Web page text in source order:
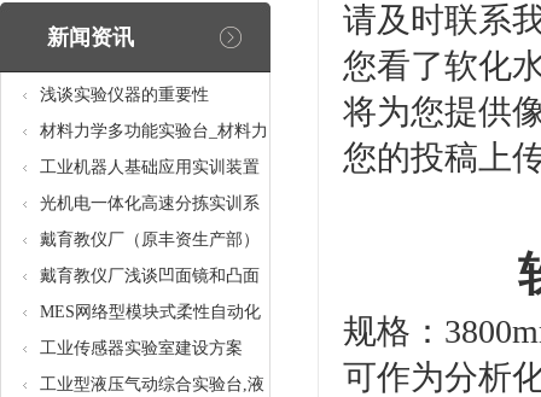
新闻资讯
浅谈实验仪器的重要性
材料力学多功能实验台_材料力
学多功能考核实验实训设备
工业机器人基础应用实训装置
台_工业机器人基础应用实训考
核设备
光机电一体化高速分拣实训系
统_光机电一体化高速分拣实验
实训设备
戴育教仪厂（原丰资生产部）
助力春季高教仪器展
戴育教仪厂浅谈凹面镜和凸面
镜的区别之处
MES网络型模块式柔性自动化
生产线实验系统(八站)_模块柔
性自动化生产线教学实训设备
工业传感器实验室建设方案
工业型液压气动综合实验台,液
请及时联系
您看了软化
将为您提供
您的投稿上
规格：
可作为分析